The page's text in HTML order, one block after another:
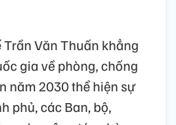
Văn Thuấn khẳng
gia về phòng, chống
năm 2030 thể hiện sự
phủ, các Ban, bộ,